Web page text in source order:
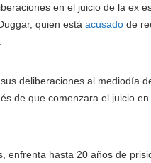
en el juicio de la ex
quien está acusado de
deliberaciones al mediodía
de que comenzara el juicio
enfrenta hasta 20 años de